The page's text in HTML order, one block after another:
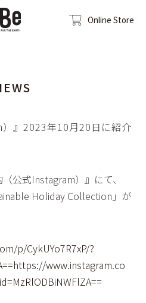
Online Store
』2023年10月20日に紹介
公式Instagram）』にて、
Holiday Collection」が
p/CykUYo7R7xP/?
https://www.instagram.co